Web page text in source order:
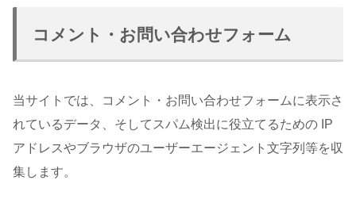
コメント・お問い合わせフォーム
当サイトでは、コメント・お問い合わせフォームに表示さ
れているデータ、そしてスパム検出に役立てるための IP
アドレスやブラウザのユーザーエージェント文字列等を収
集します。